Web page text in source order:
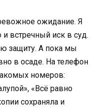
ожидание. Я
встречный иск в суд.
защиту. А пока мы
в осаде. На телефон
номеров:
«Всё равно
сохраняла и